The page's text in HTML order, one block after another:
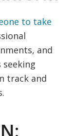
to take
and
seeking
track and